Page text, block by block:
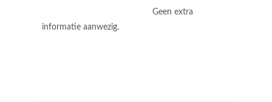
Geen extra
informatie aanwezig.